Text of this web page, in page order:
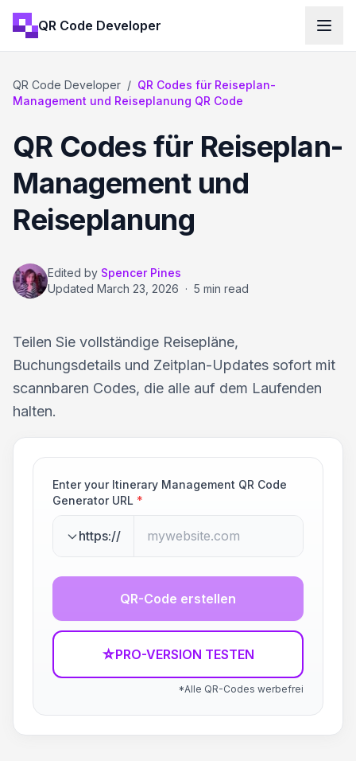
QR Code Developer
QR Code Developer / QR Codes für Reiseplan-
Management und Reiseplanung QR Code
QR Codes für Reiseplan-
Management und
Reiseplanung
Edited by Spencer Pines
Updated March 23, 2026 · 5 min read
Teilen Sie vollständige Reisepläne,
Buchungsdetails und Zeitplan-Updates sofort mit
scannbaren Codes, die alle auf dem Laufenden
halten.
Enter your Itinerary Management QR Code
Generator URL *
https://
QR-Code erstellen
☆PRO-VERSION TESTEN
*Alle QR-Codes werbefrei